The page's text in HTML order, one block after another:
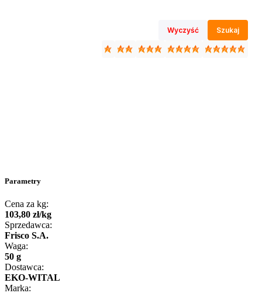
Wyczyść Szukaj
Parametry
Cena za kg:
103,80 zł/kg
Sprzedawca:
Frisco S.A.
Waga:
50 g
Dostawca:
EKO-WITAL
Marka: